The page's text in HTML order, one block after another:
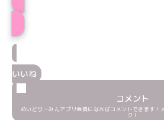
いいね
コメント
めいどりーみんアプリ会員になればコメントできます！
ク！